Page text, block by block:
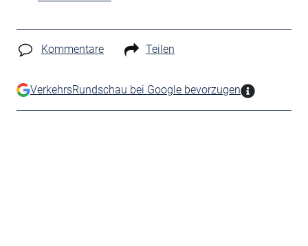
Kommentare Teilen
VerkehrsRundschau bei Google bevorzugen